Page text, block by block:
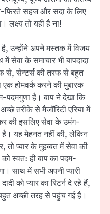
फिरते सहज और सदा के लिए
लक्ष्य तो यही है ना!
है, उन्होंने अपने मस्तक में विजय
में सेवा के समाचार भी बापदादा
से, सेन्टर्स की तरफ से बहुत
होमवर्क करने की मुबारक
पदमगुणा है। बाप ने देखा कि
तरीके से मैजॉरिटी एरिया में
की इसलिए सेवा के उमंग-
है। यह मेहनत नहीं की, लेकिन
तो प्यार के मुहब्बत में सेवा की
को स्वत: ही बाप का पदम-
साथ में सभी अपनी प्यारी
को प्यार का रिटर्न दे रहे हैं,
अच्छी तरह से पहुंच गई है।